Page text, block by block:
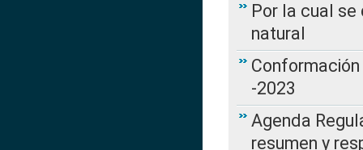
Por la cual
natural
-2023
Agenda
resumen y